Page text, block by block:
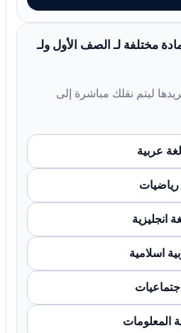
مختلفة لـ الصف الأول ولـ
ليتم نقلك مباشرة إلى
لغة عربية
رياضيات
انجليزية
اسلامية
اجتماعيات
المعلومات